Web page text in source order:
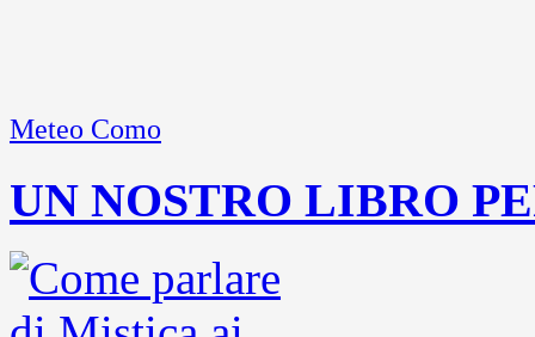
Meteo Como
UN NOSTRO LIBRO